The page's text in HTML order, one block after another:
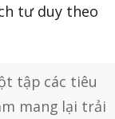
tư duy theo
tập các tiêu
mang lại trải